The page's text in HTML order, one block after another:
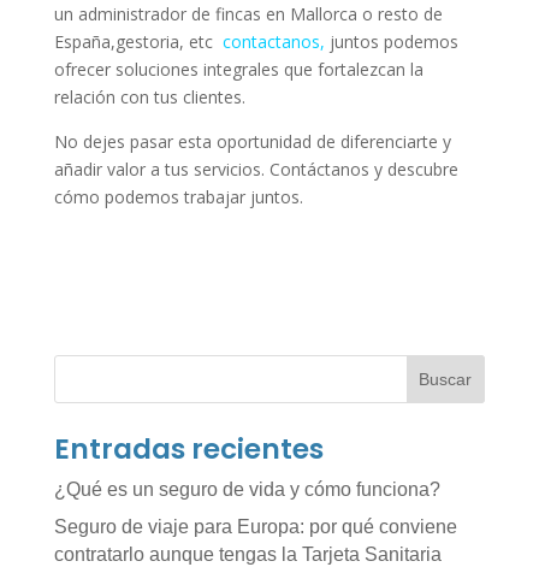
un administrador de fincas en Mallorca o resto de
España,gestoria, etc contactanos, juntos podemos
ofrecer soluciones integrales que fortalezcan la
relación con tus clientes.
No dejes pasar esta oportunidad de diferenciarte y
añadir valor a tus servicios. Contáctanos y descubre
cómo podemos trabajar juntos.
Buscar
Entradas recientes
¿Qué es un seguro de vida y cómo funciona?
Seguro de viaje para Europa: por qué conviene
contratarlo aunque tengas la Tarjeta Sanitaria